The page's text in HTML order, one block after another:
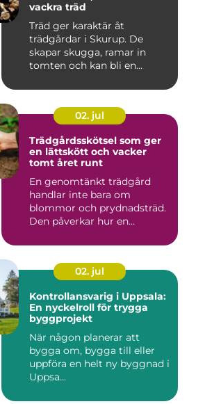
vackra träd
Träd ger karaktär åt
trädgårdar i Skurup. De
skapar skugga, ramar in
tomten och kan bli en
02. jul
Trädgårdsskötsel som ger
en lättskött och vacker
tomt året runt
En genomtänkt trädgård
handlar inte bara om
blommor och prydnadsträd.
Den påverkar hur en
02. jul
Kontrollansvarig i Uppsala:
En nyckelroll för trygga
byggprojekt
När någon planerar att
bygga om, bygga till eller
uppföra en helt ny byggnad i
Uppsa...